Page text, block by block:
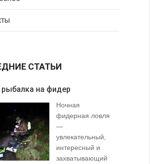
СТАТЬИ
на фидер
Ночная
фидерная ловля
—
увлекательный,
интересный и
захватывающий